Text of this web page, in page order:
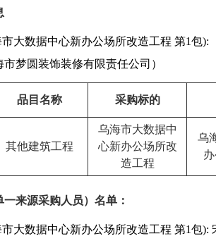
大数据中心新办公场所改造工程 第1包):
梦圆装饰装修有限责任公司）
品目名称 采购标的
其他建筑工程
乌海市大数据中
心新办公场所改
造工程
乌
来源采购人员）名单：
大数据中心新办公场所改造工程 第1包):